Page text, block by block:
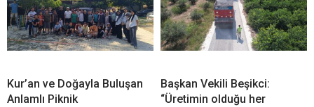
Kur’an ve Doğayla Buluşan
Anlamlı Piknik
Başkan Vekili Beşikci:
“Üretimin olduğu her